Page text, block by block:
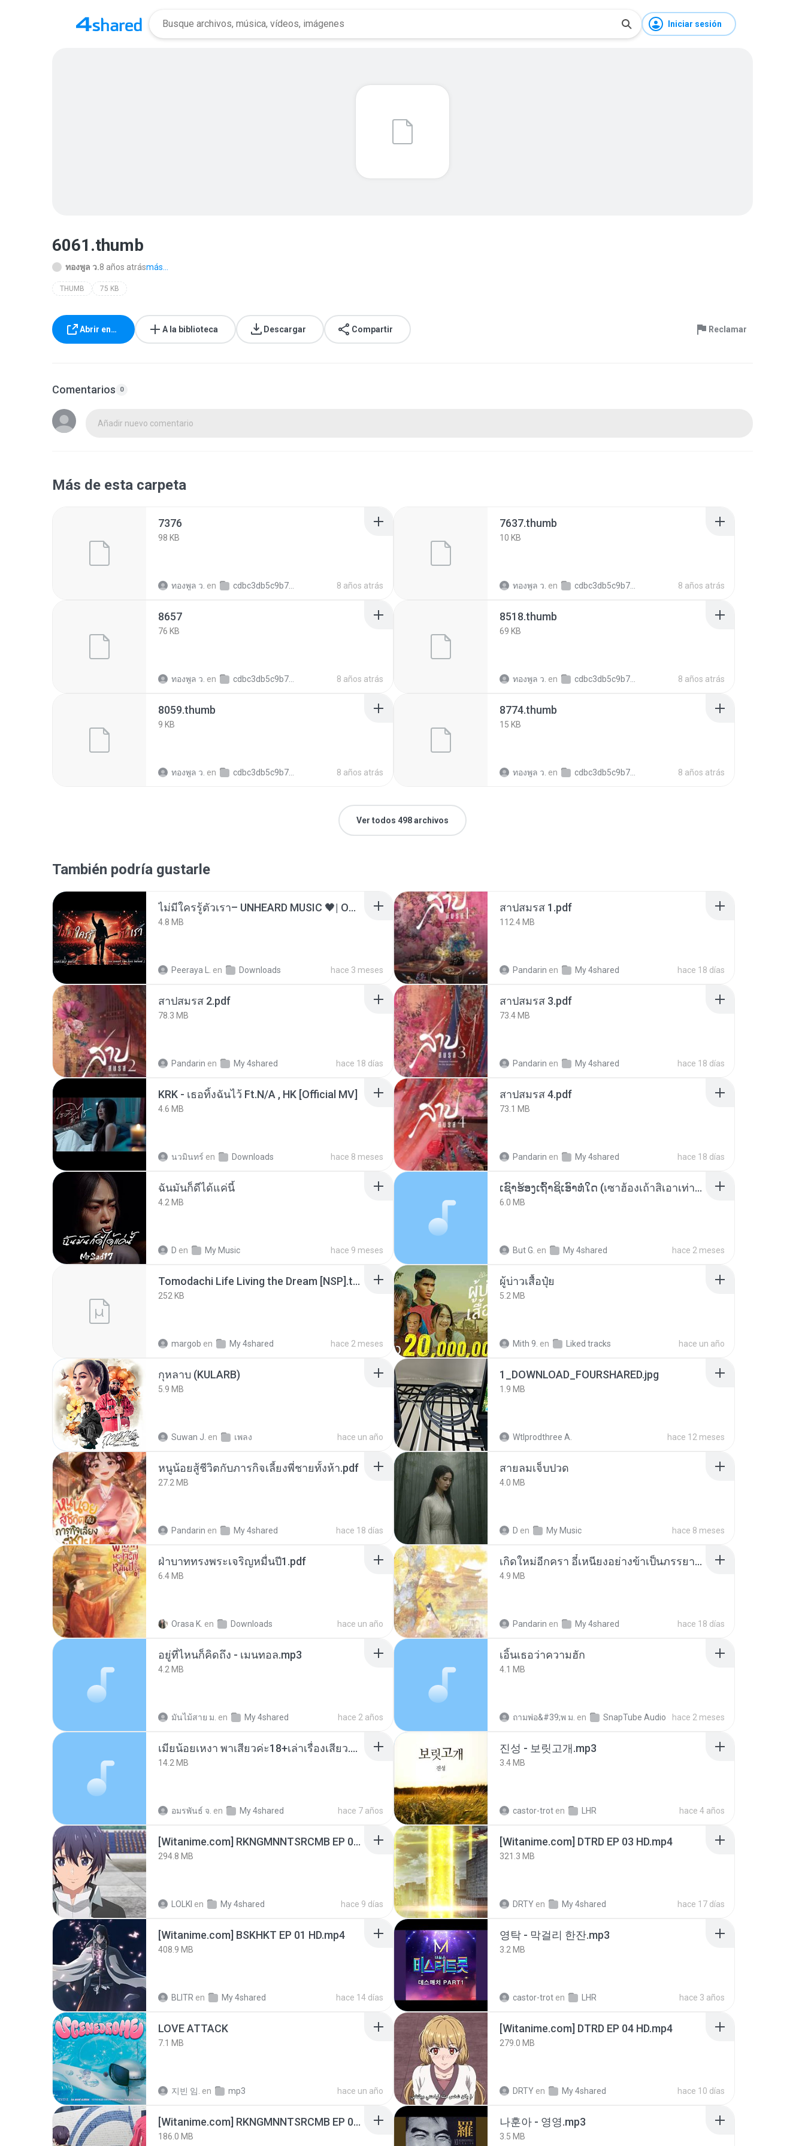
Iniciar sesión
6061.thumb
ทองพูล ว.8 años atrásmás...
THUMB 75 KB
Abrir en… A la biblioteca Descargar Compartir Reclamar
Comentarios 0
Añadir nuevo comentario
Más de esta carpeta
7376
98 KB
ทองพูล ว. en cdbc3db5c9b79ff5ee4c6c579c5c5150b 8 años atrás
7637.thumb
10 KB
ทองพูล ว. en cdbc3db5c9b79ff5ee4c6c579c5c5150b 8 años atrás
8657
76 KB
ทองพูล ว. en cdbc3db5c9b79ff5ee4c6c579c5c5150b 8 años atrás
8518.thumb
69 KB
ทองพูล ว. en cdbc3db5c9b79ff5ee4c6c579c5c5150b 8 años atrás
8059.thumb
9 KB
ทองพูล ว. en cdbc3db5c9b79ff5ee4c6c579c5c5150b 8 años atrás
8774.thumb
15 KB
ทองพูล ว. en cdbc3db5c9b79ff5ee4c6c579c5c5150b 8 años atrás
Ver todos 498 archivos
También podría gustarle
ไม่มีใครรู้ตัวเรา– UNHEARD MUSIC 🖤| Official Lyric Video | เพลงสู้ชีวิต
4.8 MB
Peeraya L. en Downloads hace 3 meses
สาปสมรส 1.pdf
112.4 MB
Pandarin en My 4shared hace 18 días
สาปสมรส 2.pdf
78.3 MB
Pandarin en My 4shared hace 18 días
สาปสมรส 3.pdf
73.4 MB
Pandarin en My 4shared hace 18 días
KRK - เธอทิ้งฉันไว้ Ft.N/A , HK [Official MV]
4.6 MB
นวมินทร์ en Downloads hace 8 meses
สาปสมรส 4.pdf
73.1 MB
Pandarin en My 4shared hace 18 días
ฉันมันก็ดีได้แค่นี้
4.2 MB
D en My Music hace 9 meses
ເຊົາຮ້ອງເຖົ້າຊິເອົາທໍ່ໃດ (เซาฮ้องเถ้าสิเอาเท่าใด) ບຸນເກີດ ຫນູຫ່ວງ ft. ໂສພາ ຈຸນທະລາ
6.0 MB
But G. en My 4shared hace 2 meses
Tomodachi Life Living the Dream [NSP].torrent
252 KB
margob en My 4shared hace 2 meses
ผู้บ่าวเสื้อปุ๋ย
5.2 MB
Mith 9. en Liked tracks hace un año
กุหลาบ (KULARB)
5.9 MB
Suwan J. en เพลง hace un año
1_DOWNLOAD_FOURSHARED.jpg
1.9 MB
Wtlprodthree A. hace 12 meses
หนูน้อยสู้ชีวิตกับภารกิจเลี้ยงพี่ชายทั้งห้า.pdf
27.2 MB
Pandarin en My 4shared hace 18 días
สายลมเจ็บปวด
4.0 MB
D en My Music hace 8 meses
ฝ่าบาททรงพระเจริญหมื่นปี1.pdf
6.4 MB
Orasa K. en Downloads hace un año
เกิดใหม่อีกครา อี๋เหนียงอย่างข้าเป็นภรรยาขุนนาง 1_ST.pdf
4.9 MB
Pandarin en My 4shared hace 18 días
อยู่ที่ไหนก็คิดถึง - เมนทอล.mp3
4.2 MB
มันไม้สาย ม. en My 4shared hace 2 años
เอิ้นเธอว่าความฮัก
4.1 MB
ถามพ่อ&#39;พ ม. en SnapTube Audio hace 2 meses
เมียน้อยเหงา พาเสียวค่ะ18+เล่าเรื่องเสียว.mp3
14.2 MB
อมรพันธ์ จ. en My 4shared hace 7 años
진성 - 보릿고개.mp3
3.4 MB
castor-trot en LHR hace 4 años
[Witanime.com] RKNGMNNTSRCMB EP 06 HD.mp4
294.8 MB
LOLKI en My 4shared hace 9 días
[Witanime.com] DTRD EP 03 HD.mp4
321.3 MB
DRTY en My 4shared hace 17 días
[Witanime.com] BSKHKT EP 01 HD.mp4
408.9 MB
BLITR en My 4shared hace 14 días
영탁 - 막걸리 한잔.mp3
3.2 MB
castor-trot en LHR hace 3 años
LOVE ATTACK
7.1 MB
지빈 임. en mp3 hace un año
[Witanime.com] DTRD EP 04 HD.mp4
279.0 MB
DRTY en My 4shared hace 10 días
[Witanime.com] RKNGMNNTSRCMB EP 05 HD.mp4
186.0 MB
나훈아 - 영영.mp3
3.5 MB